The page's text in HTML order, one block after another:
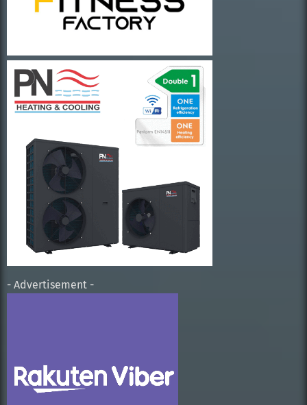
- Advertisement -